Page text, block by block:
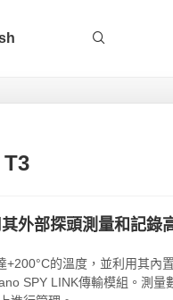
外部探頭測量和記錄
的溫度，並利用其內
SPY LINK傳輸模組。測量